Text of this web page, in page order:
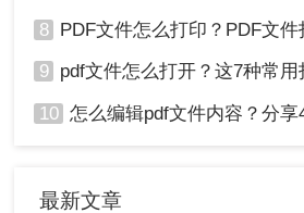
8 PDF文件怎么打印？PDF文件
9 pdf文件怎么打开？这7种常用打
10 怎么编辑pdf文件内容？分享4种
最新文章